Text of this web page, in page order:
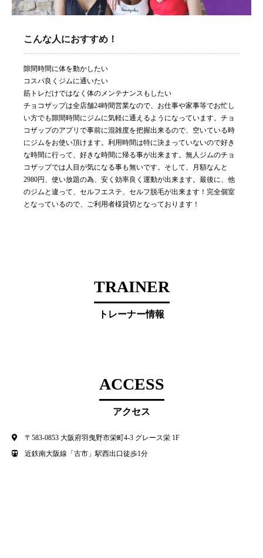
こんな人におすすめ！
隙間時間に体を動かしたい
コスパ良くジムに通いたい
筋トレだけではなく体のメンテナンスもしたい
チョコザップは全店舗24時間営業なので、お仕事や家事等でお忙し
い方でも隙間時間にジムに気軽に通えるようになっています。チョ
コザップのアプリで事前に混雑度を把握出来るので、空いている時
にジムをお使い頂けます。利用時間は特に決まっていないので好き
な時間に行って、好きな時間に帰る事が出来ます。無人ジムのチョ
コザップでは人目が気になる事も無いです。そして、月額なんと
2980円、使い放題の為、安く効率良く運動が出来ます。最後に、他
のジムと違って、セルフエステ、セルフ脱毛が出来ます！完全個室
となっているので、ご利用者様貸切となっております！
TRAINER
トレーナー情報
ACCESS
アクセス
〒583-0853 大阪府羽曳野市栄町4-3 グレース栄 1F
近鉄南大阪線「古市」駅西出口徒歩1分